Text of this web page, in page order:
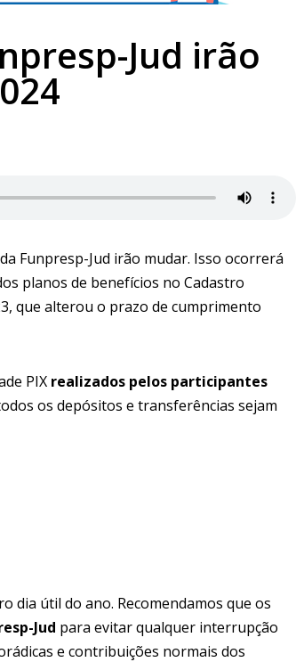
Jud irão
Funpresp-Jud irão mudar. Isso ocorrerá
planos de benefícios no Cadastro
que alterou o prazo de cumprimento
PIX realizados pelos participantes
os depósitos e transferências sejam
dia útil do ano. Recomendamos que os
Jud para evitar qualquer interrupção
e contribuições normais dos